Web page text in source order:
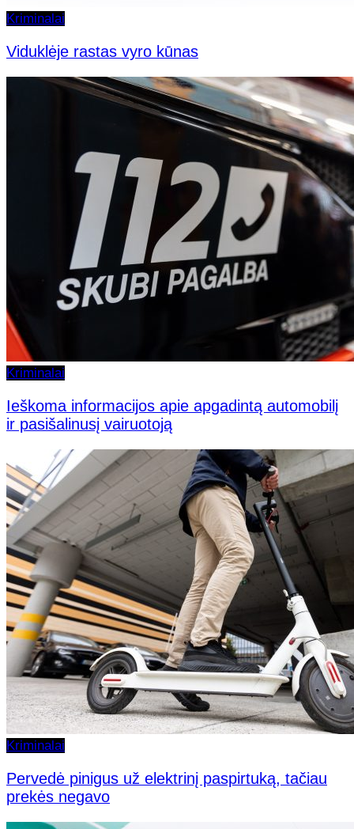
Kriminalai
Viduklėje rastas vyro kūnas
Kriminalai
Ieškoma informacijos apie apgadintą automobilį
ir pasišalinusį vairuotoją
Kriminalai
Pervedė pinigus už elektrinį paspirtuką, tačiau
prekės negavo